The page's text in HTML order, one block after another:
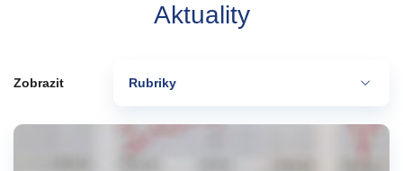
Aktuality
Zobrazit Rubriky